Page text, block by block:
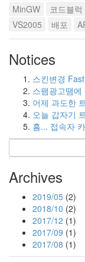
MinGW
코드블럭
VS2005
배포
Notices
스킨변경
스팸광고땜
어제 과도한
오늘 갑자기
흠... 접속자
Archives
2019/05 (2)
2018/10 (2)
2017/12 (1)
2017/09 (1)
2017/08 (1)